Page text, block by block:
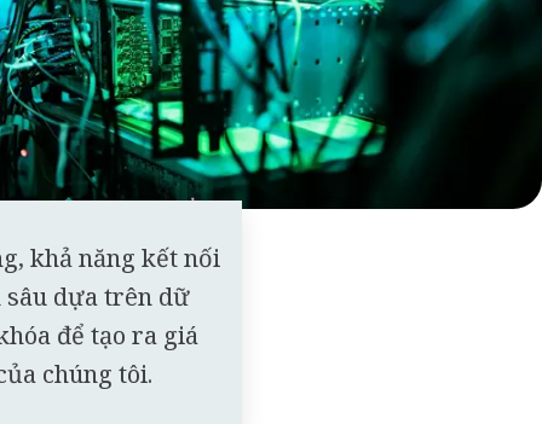
khả năng kết nối
dựa trên dữ
để tạo ra giá
chúng tôi.​